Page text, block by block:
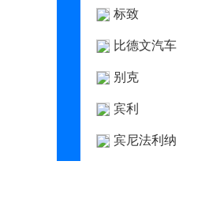
标致
比德文汽车
别克
宾利
宾尼法利纳